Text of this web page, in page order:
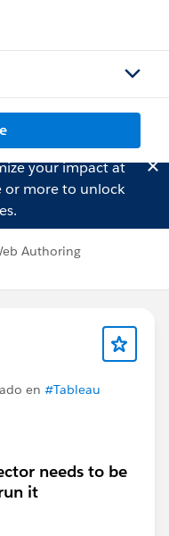
your impact at
more to unlock
Authoring
en #Tableau
needs to be
it